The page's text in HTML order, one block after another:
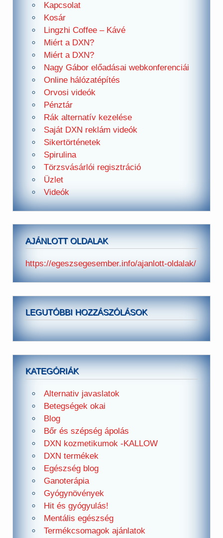
Kapcsolat
Kosár
Lingzhi Coffee – Kávé
Miért a DXN?
Miért a DXN?
Nagy Gábor előadásai webkonferenciái
Online hálózatépítés
Orvosi videók
Pénztár
Rák alternatív kezelése
Saját DXN reklám videók
Sikertörténetek
Spirulina
Törzsvásárlói regisztráció
Üzlet
Videók
AJÁNLOTT OLDALAK
https://egeszsegesember.info/ajanlott-oldalak/
LEGUTÓBBI HOZZÁSZÓLÁSOK
KATEGÓRIÁK
Alternativ javaslatok
Betegségek okai
Blog
Bőr és szépség ápolás
DXN kozmetikumok -KALLOW
DXN termékek
Egészség blog
Ganoterápia
Gyógynövények
Hit és gyógyulás!
Mentális egészség
Termékcsomagok ajánlatok